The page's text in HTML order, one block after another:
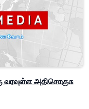
வரவுள்ள அதிசொகுசு